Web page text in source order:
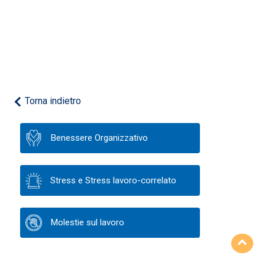
Torna indietro
Benessere Organizzativo
Stress e Stress lavoro-correlato
Molestie sul lavoro